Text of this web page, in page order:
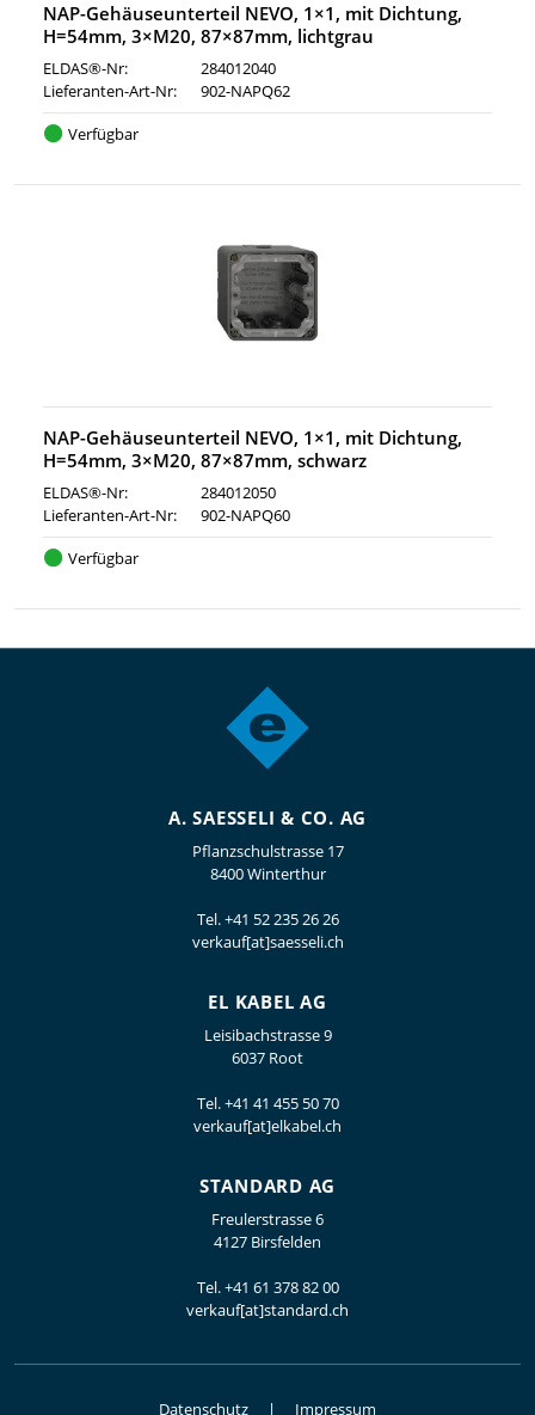
NAP-Gehäuseunterteil NEVO, 1×1, mit Dichtung,
H=54mm, 3×M20, 87×87mm, lichtgrau
ELDAS®-Nr:
284012040
Lieferanten-Art-Nr:
902-NAPQ62
Verfügbar
NAP-Gehäuseunterteil NEVO, 1×1, mit Dichtung,
H=54mm, 3×M20, 87×87mm, schwarz
ELDAS®-Nr:
284012050
Lieferanten-Art-Nr:
902-NAPQ60
Verfügbar
A. SAESSELI & CO. AG
Pflanzschulstrasse 17
8400 Winterthur
Tel.+41 52 235 26 26
verkauf[at]saesseli.ch
EL KABEL AG
Leisibachstrasse 9
6037 Root
Tel.+41 41 455 50 70
verkauf[at]elkabel.ch
STANDARD AG
Freulerstrasse 6
4127 Birsfelden
Tel.+41 61 378 82 00
verkauf[at]standard.ch
Datenschutz Impressum